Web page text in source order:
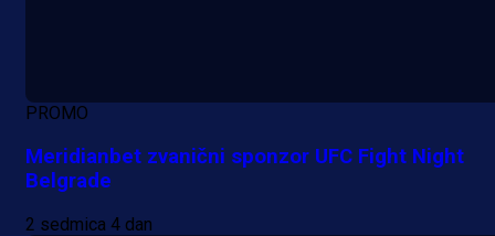
PROMO
Meridianbet zvanični sponzor UFC Fight Night
Belgrade
2 sedmica 4 dan